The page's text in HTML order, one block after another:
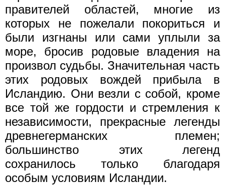
правителей областей, многие из
которых не пожелали покориться и
были изгнаны или сами уплыли за
море, бросив родовые владения на
произвол судьбы. Значительная часть
этих родовых вождей прибыла в
Исландию. Они везли с собой, кроме
все той же гордости и стремления к
независимости, прекрасные легенды
древнегерманских племен;
большинство этих легенд
сохранилось только благодаря
особым условиям Исландии.